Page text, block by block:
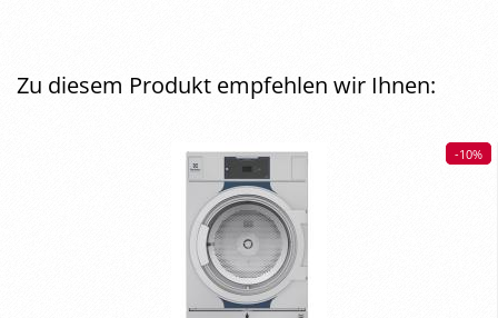
Zu diesem Produkt empfehlen wir Ihnen:
-10%
-10%